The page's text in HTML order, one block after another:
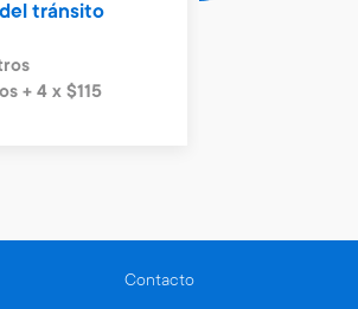
tránsito
+ 4 x $115
Contacto